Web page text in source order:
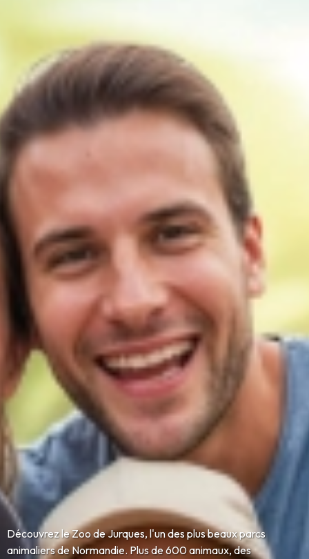
De -30% jusqu'à -45% sur vos vacances d'été